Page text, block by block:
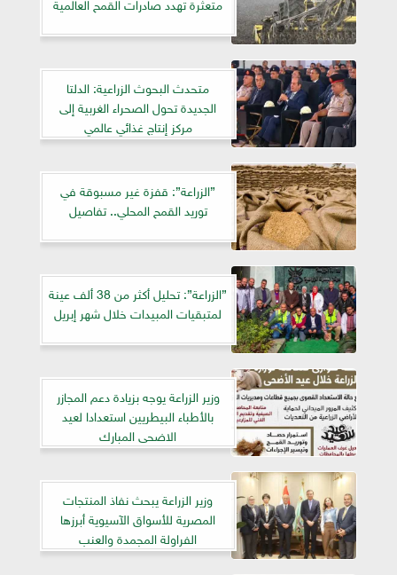
متحدث البحوث الزراعية: الدلتا
الجديدة تحول الصحراء الغربية إلى
مركز إنتاج غذائي عالمي
”الزراعة”: قفزة غير مسبوقة في
توريد القمح المحلي.. تفاصيل
”الزراعة”: تحليل أكثر من 38 ألف عينة
لمتبقيات المبيدات خلال شهر إبريل
وزير الزراعة يوجه بزيادة دعم المجازر
بالأطباء البيطريين استعدادا لعيد
الاضحى المبارك
وزير الزراعة يبحث نفاذ المنتجات
المصرية للأسواق الآسيوية أبرزها
الفراولة المجمدة والعنب